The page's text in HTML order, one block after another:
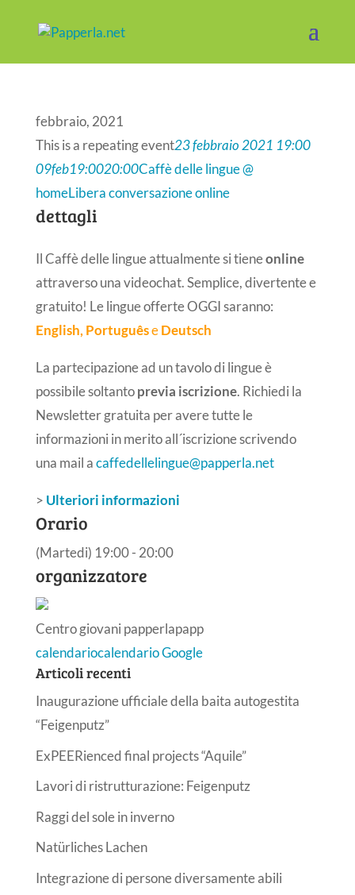
febbraio, 2021
This is a repeating event23 febbraio 2021 19:00
09feb19:0020:00Caffè delle lingue @
homeLibera conversazione online
dettagli
Il Caffè delle lingue attualmente si tieneonline
attraverso una videochat. Semplice, divertente e
gratuito! Le lingue offerte OGGI saranno:
English, PortuguêseDeutsch
La partecipazione ad un tavolo di lingue è
possibile soltantoprevia iscrizione. Richiedi la
Newsletter gratuita per avere tutte le
informazioni in merito all´iscrizione scrivendo
una mail acaffedellelingue@papperla.net
> Ulteriori informazioni
Orario
(Martedi) 19:00 - 20:00
organizzatore
Centro giovani papperlapapp
calendariocalendario Google
Articoli recenti
Inaugurazione ufficiale della baita autogestita
“Feigenputz”
ExPEERienced final projects “Aquile”
Lavori di ristrutturazione: Feigenputz
Raggi del sole in inverno
Natürliches Lachen
Integrazione di persone diversamente abili